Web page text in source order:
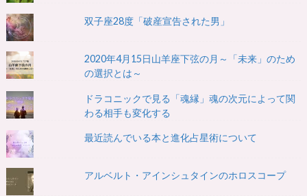
双子座28度「破産宣告された男」
2020年4月15日山羊座下弦の月～「未来」のため
の選択とは～
ドラコニックで見る「魂縁」魂の次元によって関
わる相手も変化する
最近読んでいる本と進化占星術について
アルベルト・アインシュタインのホロスコープ